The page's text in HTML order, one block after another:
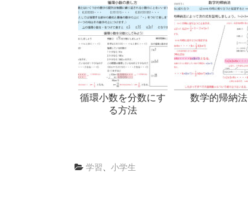
循環小数を分数にす
る方法
数学的帰納法
学習 小学生